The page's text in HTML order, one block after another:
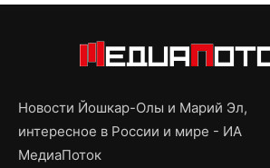
Новости Йошкар-Олы и Марий Эл,
интересное в России и мире - ИА
МедиаПоток